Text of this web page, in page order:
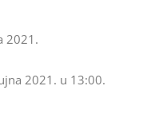
2021.
2021. u 13:00.